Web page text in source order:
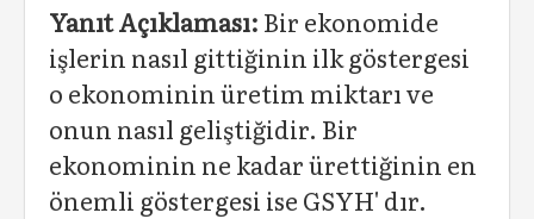
Yanıt Açıklaması: Bir ekonomide
işlerin nasıl gittiğinin ilk göstergesi
o ekonominin üretim miktarı ve
onun nasıl geliştiğidir. Bir
ekonominin ne kadar ürettiğinin en
önemli göstergesi ise GSYH' dır.